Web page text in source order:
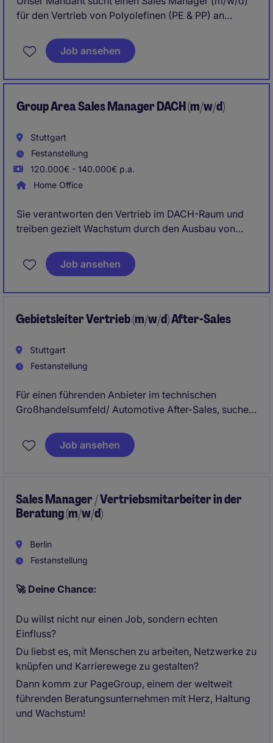
für den Vertrieb von Polyolefinen (PE & PP) an
Flaschen und Kunststoffverarbeitung in Deutschland.
Die Position bietet große Gestaltungsfreiheit,
führenden Industrieumfeld.
Job ansehen
Group Area Sales Manager DACH (m/w/d)
Stuttgart
Festanstellung
120.000€ - 140.000€ p.a.
Home Office
Sie verantworten den Vertrieb im DACH-Raum und
treiben gezielt Wachstum durch den Ausbau von
Neugeschäft im industriellen Umfeld voran.
Gleichzeitig gestalten Sie die Vertriebsorganisation
Unternehmens.
Job ansehen
Gebietsleiter Vertrieb (m/w/d) After-Sales
Stuttgart
Festanstellung
Für einen führenden Anbieter im technischen
Großhandelsumfeld/ Automotive After-Sales, suchen
etabliertes Vertriebsgebiet mit mehreren Standorten
strategisch weiterentwickelt und nachhaltig auf
Job ansehen
Sales Manager / Vertriebsmitarbeiter in der
Beratung (m/w/d)
Berlin
Festanstellung
🚀 Deine Chance:
Du willst nicht nur einen Job, sondern echten
Einfluss?
Du liebst es, mit Menschen zu arbeiten, Netzwerke zu
knüpfen und Karrierewege zu gestalten?
Dann komm zur PageGroup, einem der weltweit
führenden Beratungsunternehmen mit Herz, Haltung
und Wachstum!